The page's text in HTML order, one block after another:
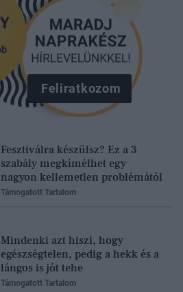
Feliratkozom
Fesztiválra készülsz? Ez a 3
szabály megkímélhet egy
nagyon kellemetlen problémától
Támogatott Tartalom
Mindenki azt hiszi, hogy
egészségtelen, pedig a hekk és a
lángos is jót tehe
Támogatott Tartalom